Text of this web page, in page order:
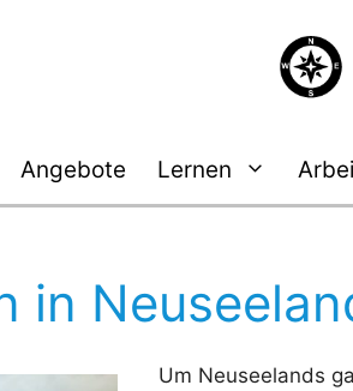
Angebote Lernen
in
Um Neuseelands